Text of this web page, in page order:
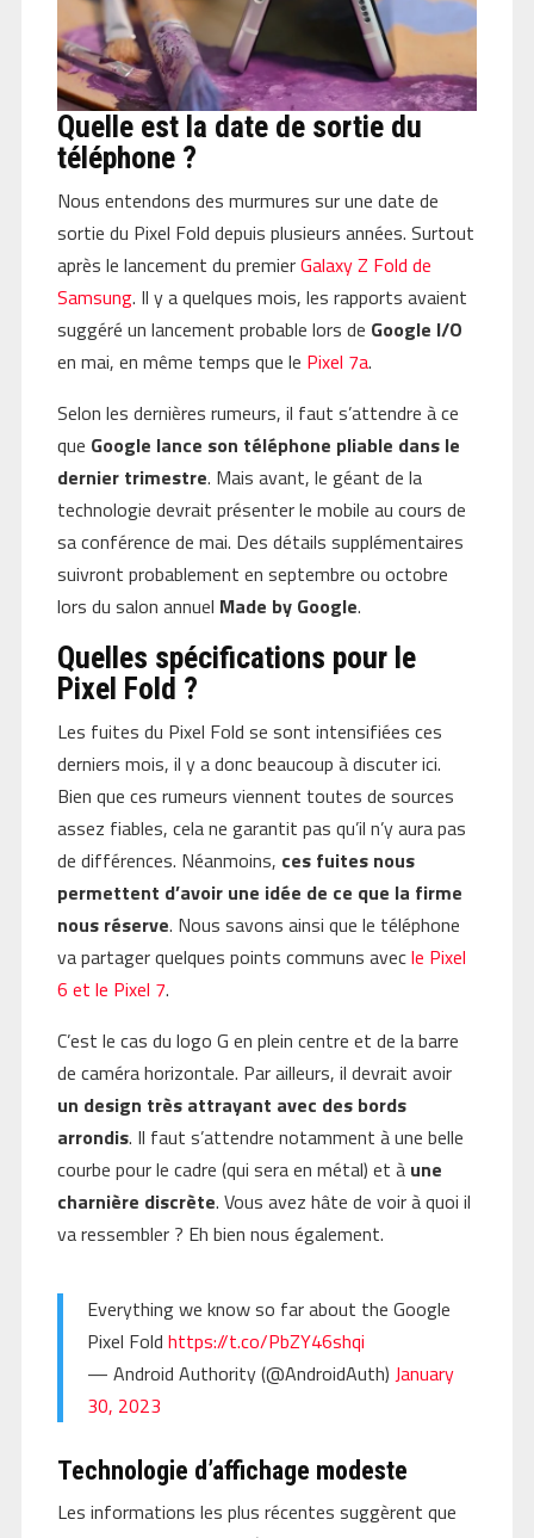
Quelle est la date de sortie du
téléphone ?
Nous entendons des murmures sur une date de
sortie du Pixel Fold depuis plusieurs années. Surtout
après le lancement du premierGalaxy Z Fold de
Samsung. Il y a quelques mois, les rapports avaient
suggéré un lancement probable lors de Google I/O
en mai, en même temps que le Pixel 7a.
Selon les dernières rumeurs, il faut s’attendre à ce
que Google lance son téléphone pliable dans le
dernier trimestre. Mais avant, le géant de la
technologie devrait présenter le mobile au cours de
sa conférence de mai. Des détails supplémentaires
suivront probablement en septembre ou octobre
lors du salon annuel Made by Google.
Quelles spécifications pour le
Pixel Fold ?
Les fuites du Pixel Fold se sont intensifiées ces
derniers mois, il y a donc beaucoup à discuter ici.
Bien que ces rumeurs viennent toutes de sources
assez fiables, cela ne garantit pas qu’il n’y aura pas
de différences. Néanmoins, ces fuites nous
permettent d’avoir une idée de ce que la firme
nous réserve. Nous savons ainsi que le téléphone
va partager quelques points communs avecle Pixel
6 et le Pixel 7.
C’est le cas du logo G en plein centre et de la barre
de caméra horizontale. Par ailleurs, il devrait avoir
un design très attrayant avec des bords
arrondis. Il faut s’attendre notamment à une belle
courbe pour le cadre (qui sera en métal) et à une
charnière discrète. Vous avez hâte de voir à quoi il
va ressembler ? Eh bien nous également.
Everything we know so far about the Google
Pixel Fold https://t.co/PbZY46shqi
— Android Authority (@AndroidAuth) January
30, 2023
Technologie d’affichage modeste
Les informations les plus récentes suggèrent que